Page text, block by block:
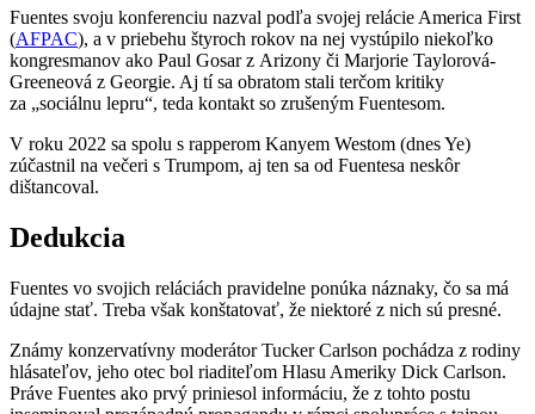
Fuentes svoju konferenciu nazval podľa svojej relácie America First
(AFPAC), a v priebehu štyroch rokov na nej vystúpilo niekoľko
kongresmanov ako Paul Gosar z Arizony či Marjorie Taylorová-
Greeneová z Georgie. Aj tí sa obratom stali terčom kritiky
za „sociálnu lepru“, teda kontakt so zrušeným Fuentesom.
V roku 2022 sa spolu s rapperom Kanyem Westom (dnes Ye)
zúčastnil na večeri s Trumpom, aj ten sa od Fuentesa neskôr
dištancoval.
Dedukcia
Fuentes vo svojich reláciách pravidelne ponúka náznaky, čo sa má
údajne stať. Treba však konštatovať, že niektoré z nich sú presné.
Známy konzervatívny moderátor Tucker Carlson pochádza z rodiny
hlásateľov, jeho otec bol riaditeľom Hlasu Ameriky Dick Carlson.
Práve Fuentes ako prvý priniesol informáciu, že z tohto postu